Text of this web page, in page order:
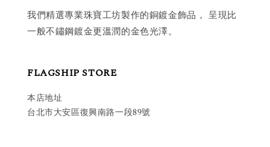
我們精選專業珠寶工坊製作的銅鍍金飾品， 呈現比
一般不鏽鋼鍍金更溫潤的金色光澤。
FLAGSHIP STORE
本店地址
台北市大安區復興南路一段89號